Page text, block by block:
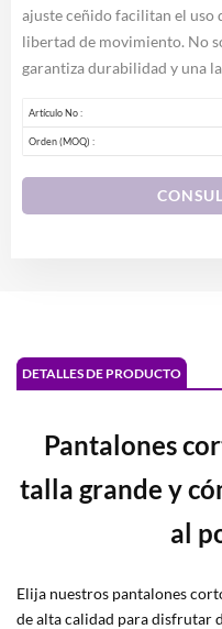
ajuste ceñido facilitan el uso
libertad de movimiento. No
garantiza durabilidad y una
Artículo No :
Orden (MOQ) :
DETALLES DE PRODUCTO
Pantalones
talla grande y
al
Elija nuestros pantalones
de alta calidad para disfrutar